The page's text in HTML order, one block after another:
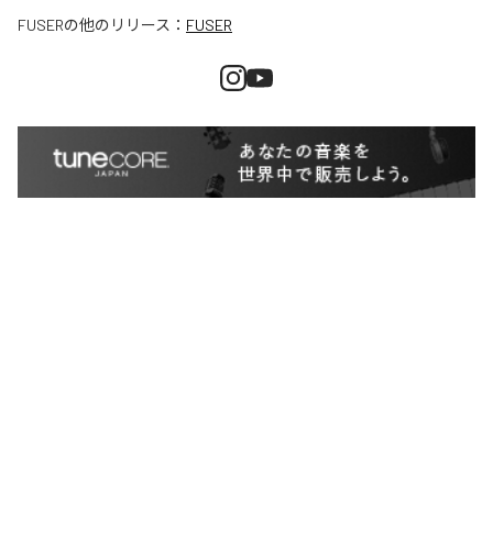
FUSERの他のリリース： FUSER